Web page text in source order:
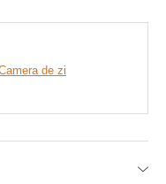
de zi